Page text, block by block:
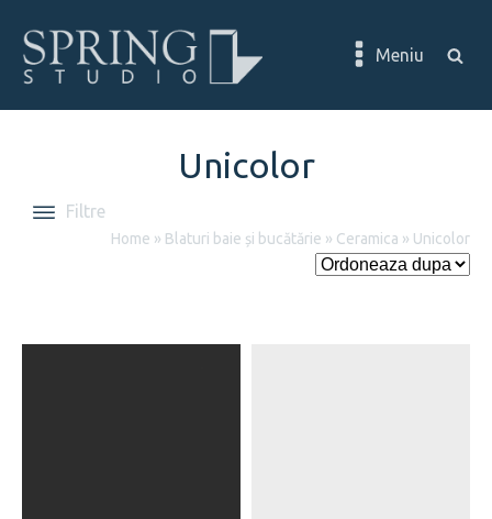
Meniu
Unicolor
Filtre
Home » Blaturi baie și bucătărie » Ceramica » Unicolor